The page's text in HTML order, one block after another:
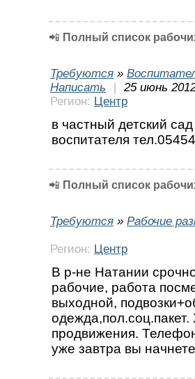
📲 Полный список
Требуются »
Написать
|
25 июнь
Регион: Центр
в частный детский
воспитателя
📲 Полный список
Требуются » Рабочие
Регион: Центр
B р-не Натании
рабочие, работа
выходной,
продвижения.
уже завтра вы